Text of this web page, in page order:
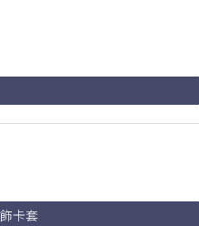
卡套